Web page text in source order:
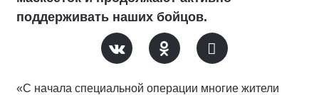
поддерживать наших бойцов.
«С начала специальной операции многие жители